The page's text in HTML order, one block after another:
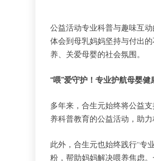
公益活动专业科普与趣味互
体会到母乳妈妈坚持与付出
养、关爱母婴的社会氛围。
“喂”爱守护！ 专业护航母婴健
多年来，合生元始终将公益
养科普教育的公益活动，助
此外，合生元也始终践行“专
粉，帮助妈妈解决喂养焦虑